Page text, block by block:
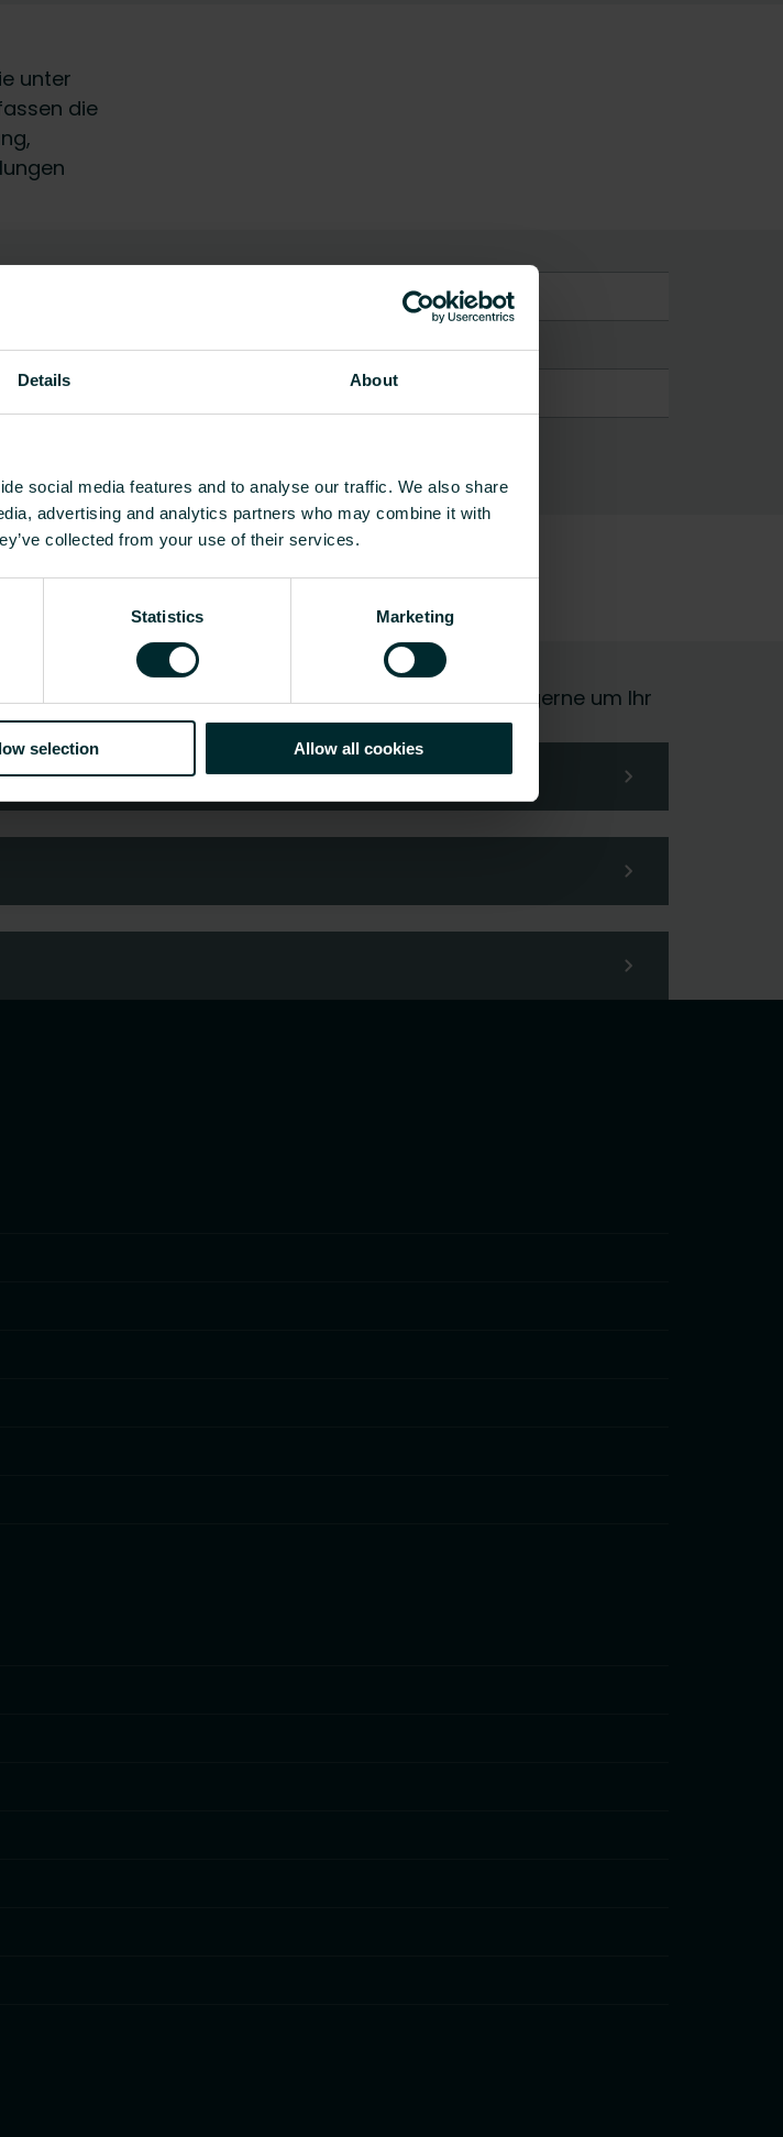
Details About
social media features and to analyse our traffic. We also share
advertising and analytics partners who may combine it with
collected from your use of their services.
Statistics Marketing
selection Allow all cookies
unter
die
EC010087 - Heizkörper-Fensterbankträger
40
pro kg Material
sind, treffen Sie eine Wahl und wir kümmern uns gerne um Ihr